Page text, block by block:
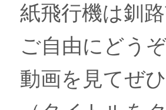
紙飛行機は釧
ご自由にどう
動画を見てぜ